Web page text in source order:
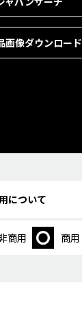
画像ダウンロード
について
商用 商用